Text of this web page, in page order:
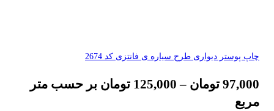
چاپ پوستر دیواری طرح سیاره ی فانتزی کد 2674
97,000 تومان –
125,000 تومان بر حسب متر
مربع